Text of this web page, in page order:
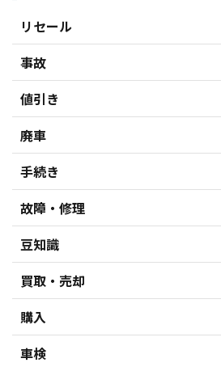
リセール
事故
値引き
廃車
手続き
故障・修理
豆知識
買取・売却
購入
車検